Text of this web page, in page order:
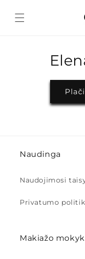
turinį
Naudinga
Naudojimosi
Privatumo
Makiažo